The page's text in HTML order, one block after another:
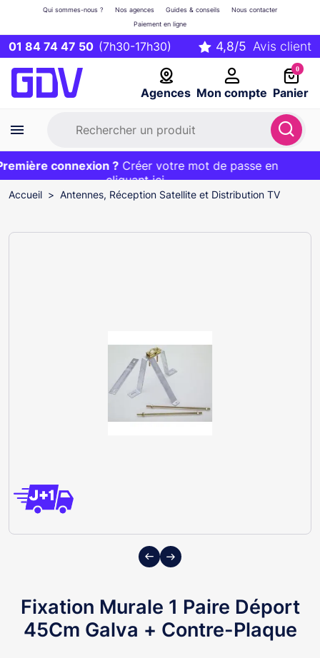
01 84 74 47 50 (7h30-17h30)
Agences Mon compte
Qui sommes-nous ? Nos agences Guides & conseils
Nous contacter
Paiement en ligne
0
Panier
Première commande ?20€ OFFERT sur votre panier
et livraison 24/48h gratuite avec le codeBIENVENUE
connexion ?Créer votre mot de passe en
cliquant ici
EXCLU WEB :
Accueil Antennes, Réception Satellite et Distribution TV
Previous
Next
Fixation Murale 1 Paire Déport
45Cm Galva + Contre-Plaque